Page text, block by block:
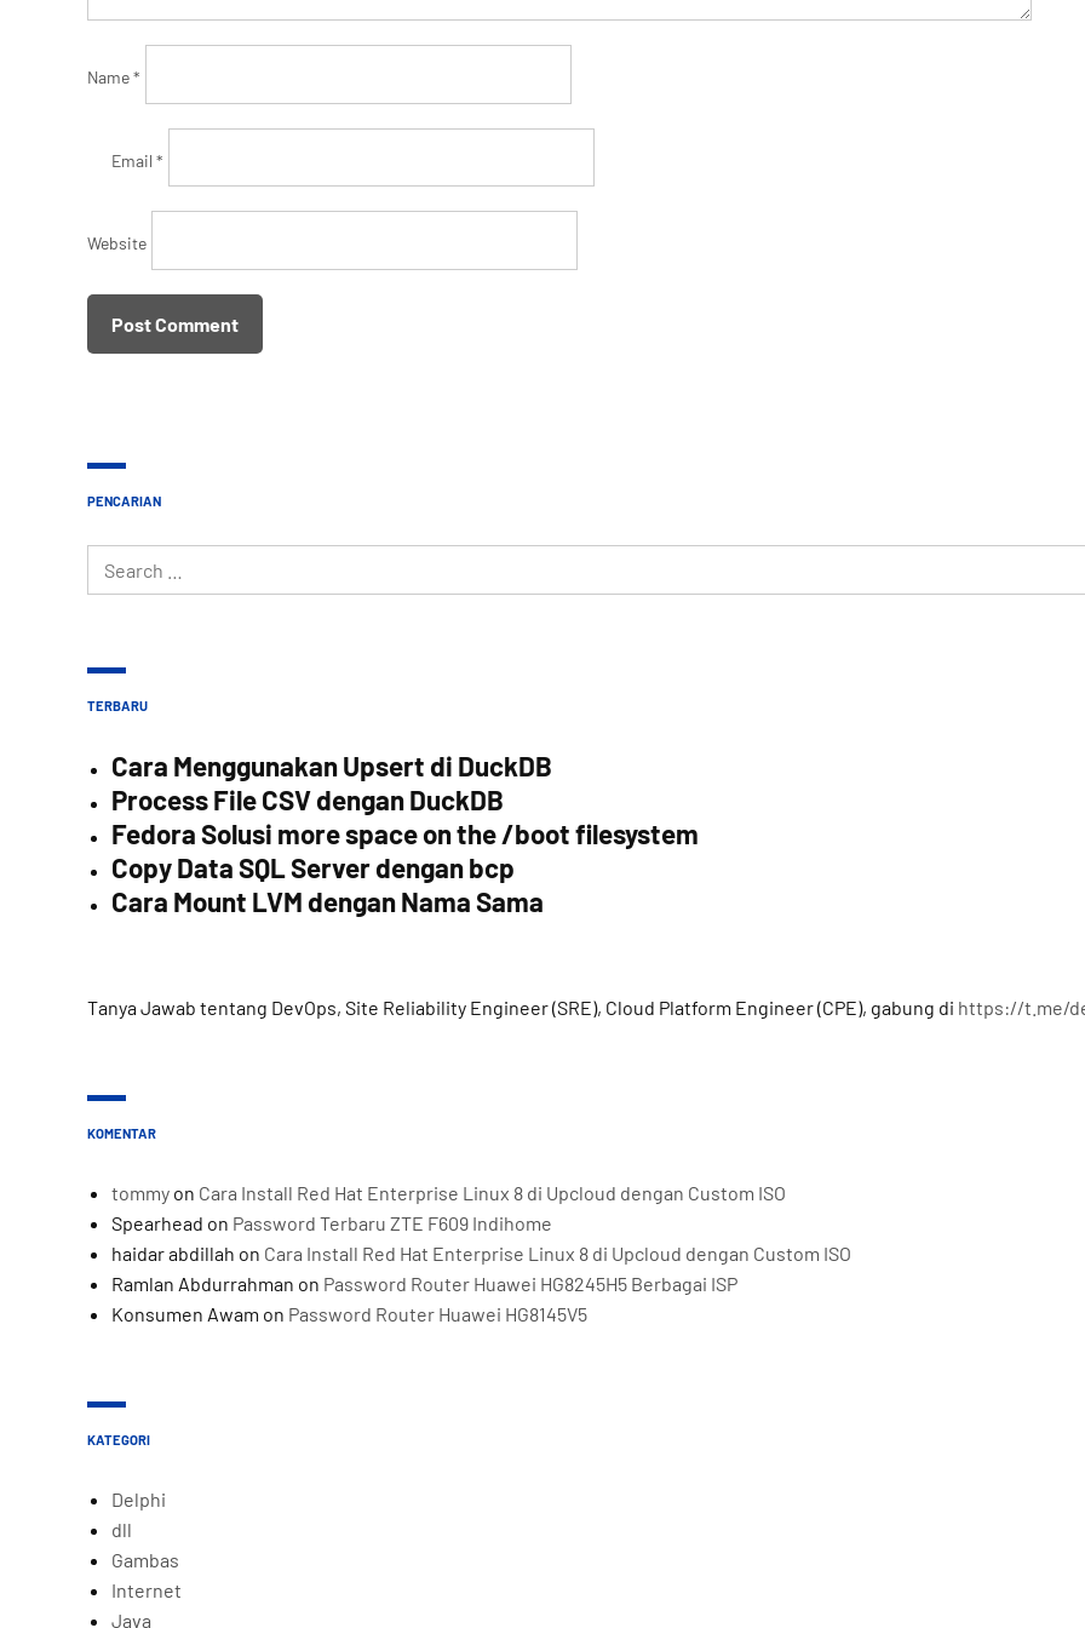
Name*
Email *
Website
PENCARIAN
Search
for:
TERBARU
Cara Menggunakan Upsert di DuckDB
Process File CSV dengan DuckDB
Fedora Solusi more space on the /boot filesystem
Copy Data SQL Server dengan bcp
Cara Mount LVM dengan Nama Sama
Tanya Jawab tentang DevOps, Site Reliability Engineer (SRE), Cloud Platform Engineer (CPE), gabung di https://t.me/
KOMENTAR
tommy on Cara Install Red Hat Enterprise Linux 8 di Upcloud dengan Custom ISO
Spearhead on Password Terbaru ZTE F609 Indihome
haidar abdillah on Cara Install Red Hat Enterprise Linux 8 di Upcloud dengan Custom ISO
Ramlan Abdurrahman on Password Router Huawei HG8245H5 Berbagai ISP
Konsumen Awam on Password Router Huawei HG8145V5
KATEGORI
Delphi
dll
Gambas
Internet
Java